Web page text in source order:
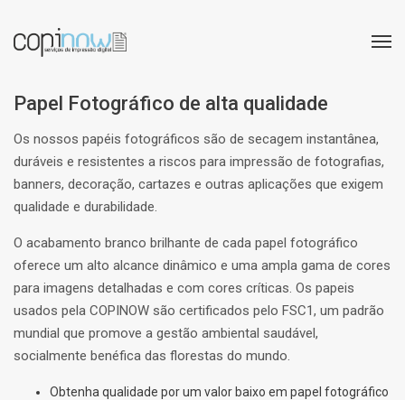
Papel Fotográfico de alta qualidade
Os nossos papéis fotográficos são de secagem instantânea,
duráveis ​​e resistentes a riscos para impressão de fotografias,
banners, decoração, cartazes e outras aplicações que exigem
qualidade e durabilidade.
O acabamento branco brilhante de cada papel fotográfico
oferece um alto alcance dinâmico e uma ampla gama de cores
para imagens detalhadas e com cores críticas. Os papeis
usados pela COPINOW são certificados pelo FSC1, um padrão
mundial que promove a gestão ambiental saudável,
socialmente benéfica das florestas do mundo.
Obtenha qualidade por um valor baixo em papel fotográfico